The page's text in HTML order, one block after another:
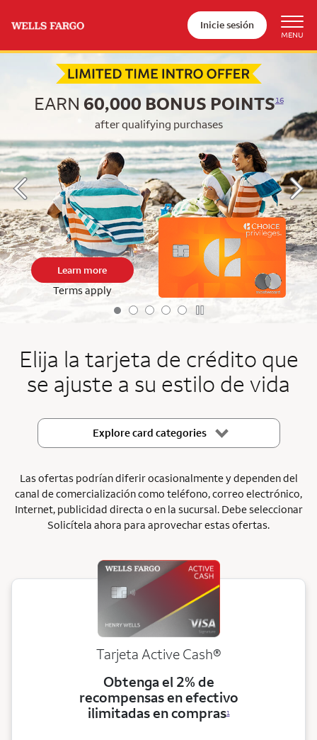
Inicie sesión
EARN 60,000 BONUS POINTS16
after qualifying purchases
Learn more
Terms apply
Elija la tarjeta de crédito que
se ajuste a su estilo de vida
Explore card categories
Las ofertas podrían diferir ocasionalmente y dependen del
canal de comercialización como teléfono, correo electrónico,
Internet, publicidad directa o en la sucursal. Debe seleccionar
Solicítela ahora para aprovechar estas ofertas.
Tarjeta Active Cash®
Obtenga el 2% de
recompensas en efectivo
ilimitadas en compras1